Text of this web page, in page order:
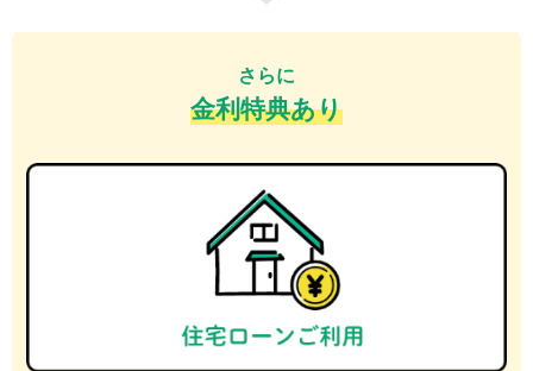
さらに
金利特典あり